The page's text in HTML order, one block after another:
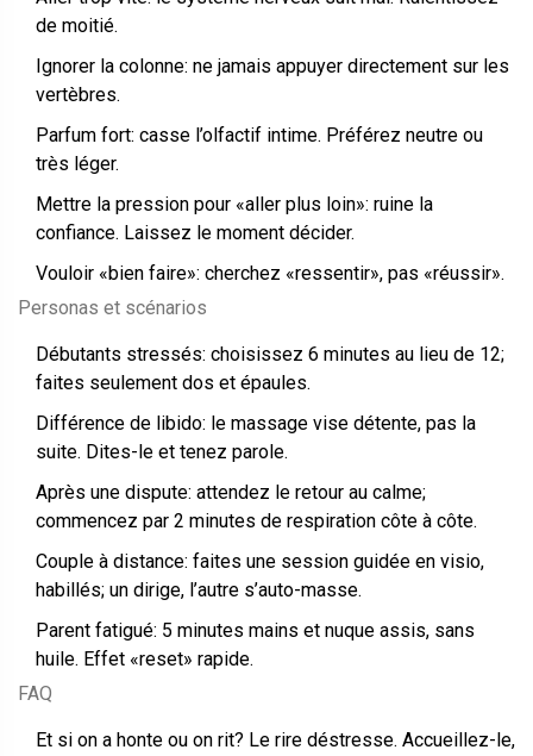
de moitié.
Ignorer la colonne: ne jamais appuyer directement sur les
vertèbres.
Parfum fort: casse l’olfactif intime. Préférez neutre ou
très léger.
Mettre la pression pour «aller plus loin»: ruine la
confiance. Laissez le moment décider.
Vouloir «bien faire»: cherchez «ressentir», pas «réussir».
Personas et scénarios
Débutants stressés: choisissez 6 minutes au lieu de 12;
faites seulement dos et épaules.
Différence de libido: le massage vise détente, pas la
suite. Dites-le et tenez parole.
Après une dispute: attendez le retour au calme;
commencez par 2 minutes de respiration côte à côte.
Couple à distance: faites une session guidée en visio,
habillés; un dirige, l’autre s’auto-masse.
Parent fatigué: 5 minutes mains et nuque assis, sans
huile. Effet «reset» rapide.
FAQ
Et si on a honte ou on rit? Le rire déstresse. Accueillez-le,